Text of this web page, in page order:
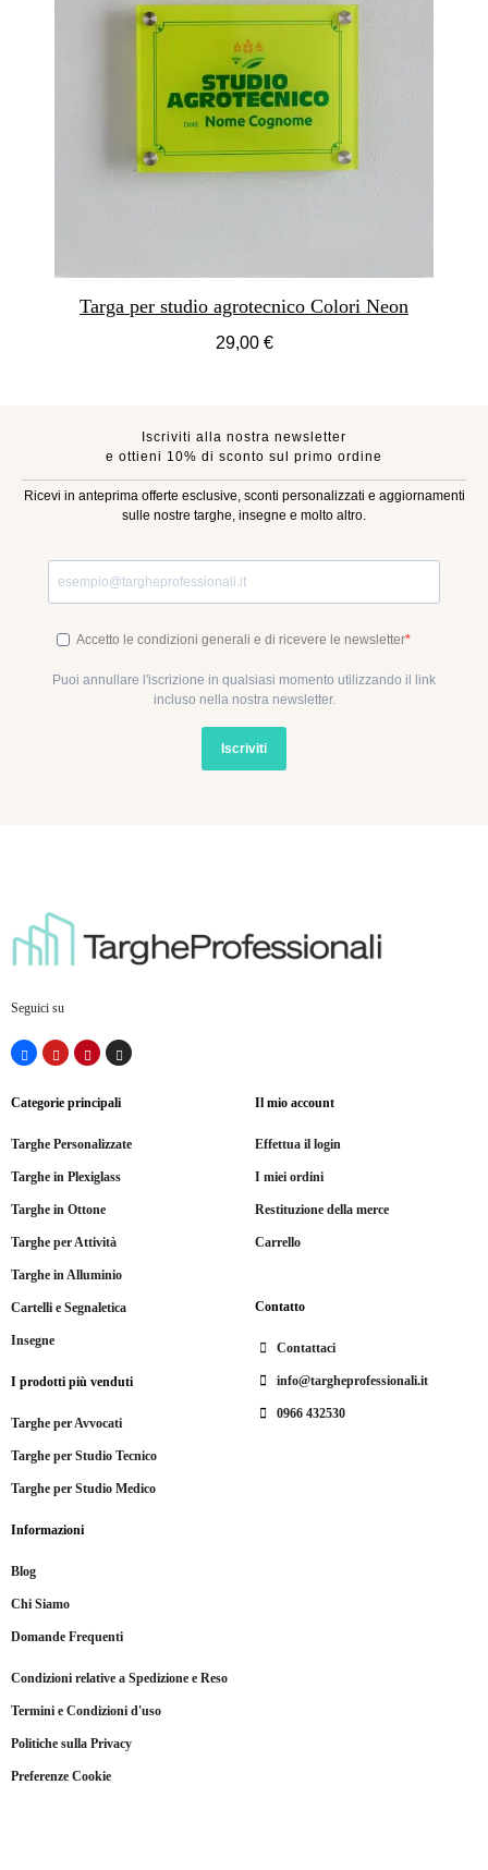
Targa per studio agrotecnico Colori Neon
29,00 €
Iscriviti alla nostra newsletter
e ottieni 10% di sconto sul primo ordine
Ricevi in anteprima offerte esclusive, sconti personalizzati e aggiornamenti
sulle nostre targhe, insegne e molto altro.
Accetto le condizioni generali e di ricevere le newsletter
Puoi annullare l'iscrizione in qualsiasi momento utilizzando il link
incluso nella nostra newsletter.
Iscriviti
Seguici su
Categorie principali
Targhe Personalizzate
Targhe in Plexiglass
Targhe in Ottone
Targhe per Attività
Targhe in Alluminio
Cartelli e Segnaletica
Insegne
I prodotti più venduti
Targhe per Avvocati
Targhe per Studio Tecnico
Targhe per Studio Medico
Il mio account
Effettua il login
I miei ordini
Restituzione della merce
Carrello
Contatto
Contattaci
info@targheprofessionali.it
0966 432530
Informazioni
Blog
Chi Siamo
Domande Frequenti
Condizioni relative a Spedizione e Reso
Termini e Condizioni d'uso
Politiche sulla Privacy
Preferenze Cookie